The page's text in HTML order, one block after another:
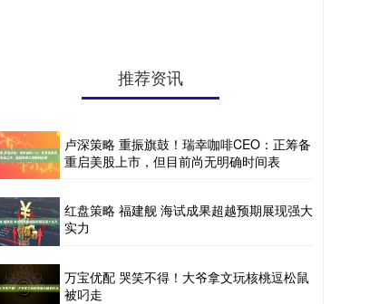
推荐资讯
卢深策略 重振旗鼓！瑞幸咖啡CEO：正筹备
重启美股上市，但目前尚无明确时间表
红盘策略 福建舰 海试成果超越预期展现强大
实力
万宝优配 哭笑不得！大爷拿文玩核桃逗松鼠
被叼走